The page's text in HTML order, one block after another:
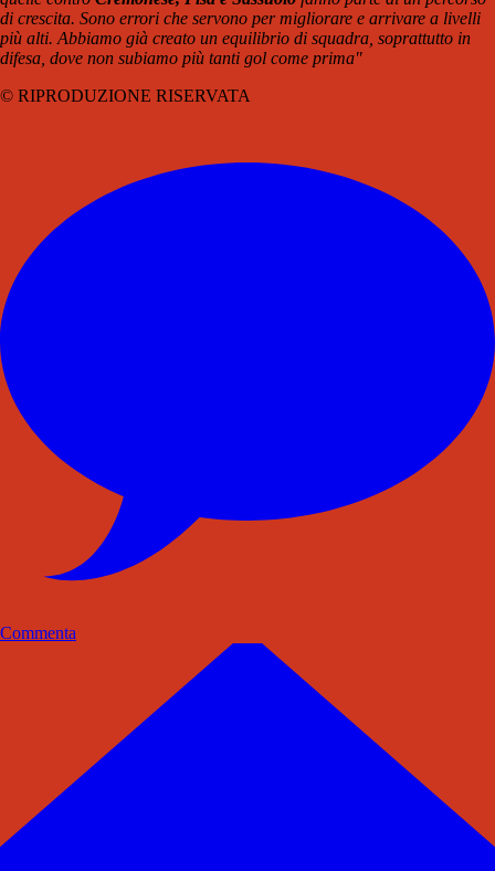
di crescita. Sono errori che servono per migliorare e arrivare a livelli
più alti. Abbiamo già creato un equilibrio di squadra, soprattutto in
difesa, dove non subiamo più tanti gol come prima"
© RIPRODUZIONE RISERVATA
Commenta